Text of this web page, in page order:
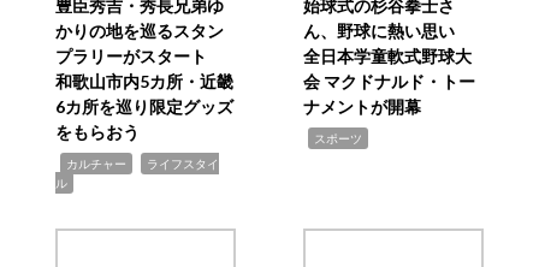
豊臣秀吉・秀長兄弟ゆ
かりの地を巡るスタン
プラリーがスタート
和歌山市内5カ所・近畿
6カ所を巡り限定グッズ
をもらおう
カルチャー
ライフスタイ
ル
始球式の杉谷拳士さ
ん、野球に熱い思い
全日本学童軟式野球大
会 マクドナルド・トー
ナメントが開幕
スポーツ